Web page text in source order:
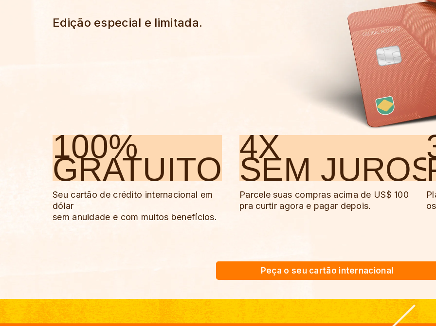
Edição especial e limitada.
100%
GRATUITO
Seu cartão de crédito internacional em
dólar
sem anuidade e com muitos benefícios.
4X
SEM JUROS
Parcele suas compras acima de US$ 100
pra curtir agora e pagar depois.
Peça o seu cartão internacional